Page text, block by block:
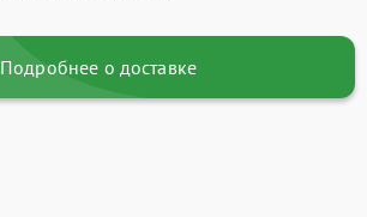
Подробнее о доставке